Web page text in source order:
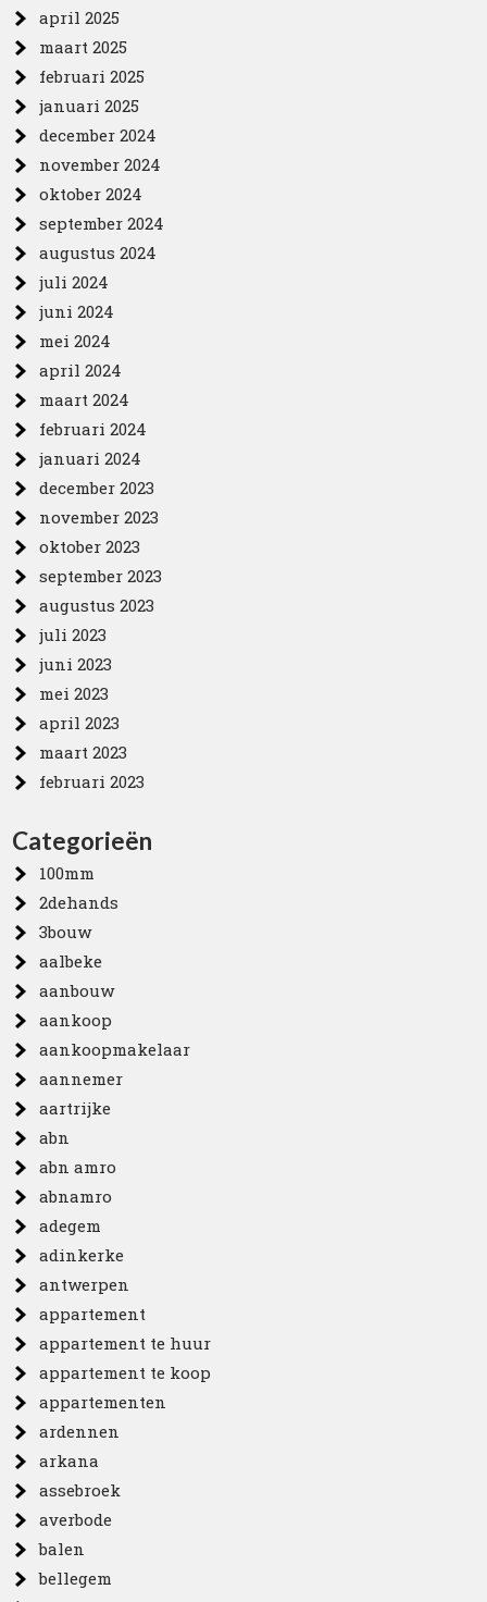
april 2025
maart 2025
februari 2025
januari 2025
december 2024
november 2024
oktober 2024
september 2024
augustus 2024
juli 2024
juni 2024
mei 2024
april 2024
maart 2024
februari 2024
januari 2024
december 2023
november 2023
oktober 2023
september 2023
augustus 2023
juli 2023
juni 2023
mei 2023
april 2023
maart 2023
februari 2023
Categorieën
100mm
2dehands
3bouw
aalbeke
aanbouw
aankoop
aankoopmakelaar
aannemer
aartrijke
abn
abn amro
abnamro
adegem
adinkerke
antwerpen
appartement
appartement te huur
appartement te koop
appartementen
ardennen
arkana
assebroek
averbode
balen
bellegem